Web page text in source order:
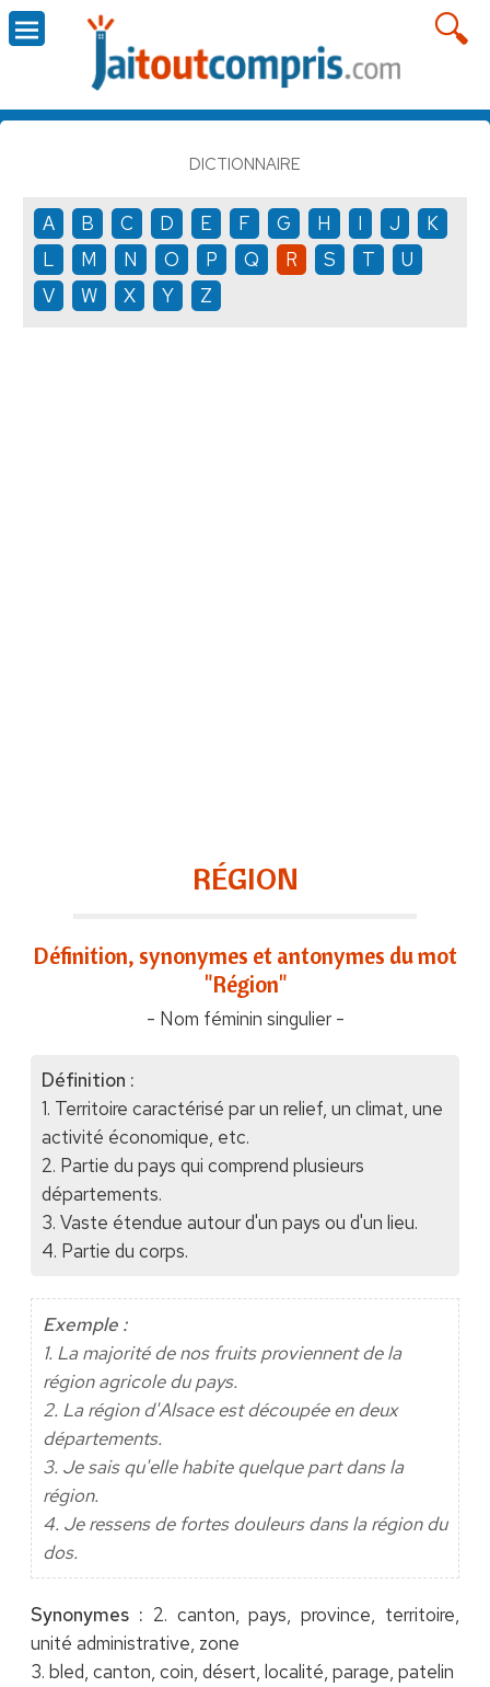
DICTIONNAIRE
A B C D E F G H I J
K
L
M N O P Q R S T
U
V
W X Y Z
RÉGION
Définition, synonymes et antonymes du mot
"Région"
- Nom féminin singulier -
Définition :
1. Territoire caractérisé par un relief, un climat, une
activité économique, etc.
2. Partie du pays qui comprend plusieurs
départements.
3. Vaste étendue autour d'un pays ou d'un lieu.
4. Partie du corps.
Exemple :
1. La majorité de nos fruits proviennent de la
région agricole du pays.
2. La région d'Alsace est découpée en deux
départements.
3. Je sais qu'elle habite quelque part dans la
région.
4. Je ressens de fortes douleurs dans la région du
dos.
Synonymes : 2. canton, pays, province, territoire,
unité administrative, zone
3. bled, canton, coin, désert, localité, parage, patelin